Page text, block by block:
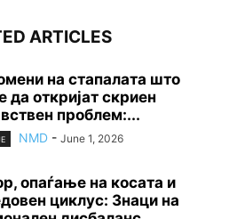
ARTICLES
на стапалата што
да откријат скриен
проблем:...
NMD - June 1, 2026
опаѓање на косата и
циклус: Знаци на